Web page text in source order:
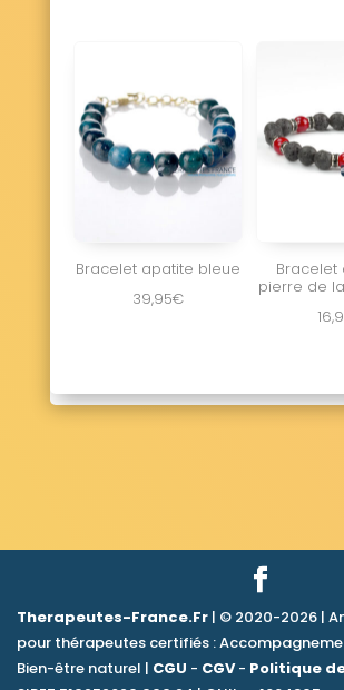
Bracelet apatite bleue
39,95€
Bracelet
pierre de
Therapeutes-France.Fr | © 2020-2026 |
pour thérapeutes certifiés :
Bien-être naturel | CGU - CGV- Politique